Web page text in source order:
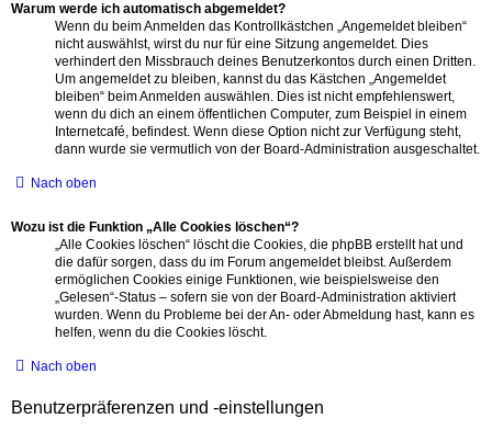
Warum werde ich automatisch abgemeldet?
Wenn du beim Anmelden das Kontrollkästchen „Angemeldet bleiben“
nicht auswählst, wirst du nur für eine Sitzung angemeldet. Dies
verhindert den Missbrauch deines Benutzerkontos durch einen Dritten.
Um angemeldet zu bleiben, kannst du das Kästchen „Angemeldet
bleiben“ beim Anmelden auswählen. Dies ist nicht empfehlenswert,
wenn du dich an einem öffentlichen Computer, zum Beispiel in einem
Internetcafé, befindest. Wenn diese Option nicht zur Verfügung steht,
dann wurde sie vermutlich von der Board-Administration ausgeschaltet.
Nach oben
Wozu ist die Funktion „Alle Cookies löschen“?
„Alle Cookies löschen“ löscht die Cookies, die phpBB erstellt hat und
die dafür sorgen, dass du im Forum angemeldet bleibst. Außerdem
ermöglichen Cookies einige Funktionen, wie beispielsweise den
„Gelesen“-Status – sofern sie von der Board-Administration aktiviert
wurden. Wenn du Probleme bei der An- oder Abmeldung hast, kann es
helfen, wenn du die Cookies löscht.
Nach oben
Benutzerpräferenzen und -einstellungen